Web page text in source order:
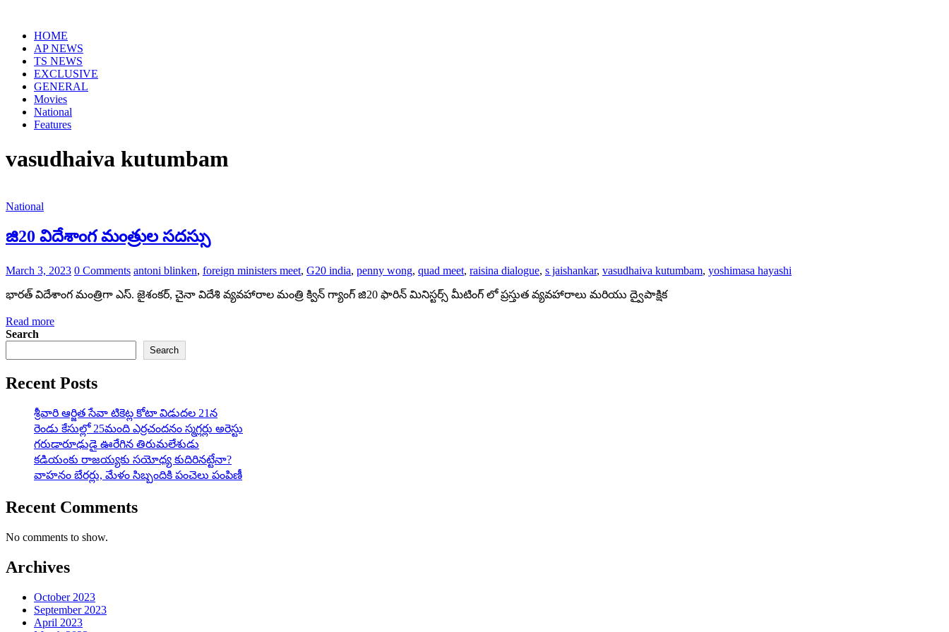
contentHOME
AP NEWS
TS NEWS
EXCLUSIVE
GENERAL
Movies
National
Features
vasudhaiva kutumbam
National
జి20 విదేశాంగ మంత్రుల సదస్సు
March 3, 2023 0 Comments antoni blinken, foreign ministers meet, G20 india, penny wong, quad meet, raisina dialogue, s jaishankar, vasudhaiva kutumbam, yoshimasa hayashi
భారత్ విదేశాంగ మంత్రిగా ఎస్. జైశంకర్, చైనా విదేశి వ్యవహారాల మంత్రి క్విన్ గ్యాంగ్ జి20 ఫారిన్ మినిస్టర్స్ మీటింగ్ లో ప్రస్తుత వ్యవహారాలు మరియు ద్వైపాక్షిక
Read more
Search
Search
Recent Posts
శ్రీవారి ఆర్జిత సేవా టికెట్ల కోటా విడుదల 21న
రెండు కేసుల్లో 25మంది ఎర్రచందనం స్మగ్లర్లు అరెస్టు
గరుడారూఢుడై ఊరేగిన తిరుమలేశుడు
కడియంకు రాజయ్యకు సయోధ్య కుదిరినట్టేనా?
వాహ‌నం బేర‌ర్లు, మేళం సిబ్బందికి పంచెలు పంపిణీ
Recent Comments
No comments to show.
Archives
October 2023
September 2023
April 2023